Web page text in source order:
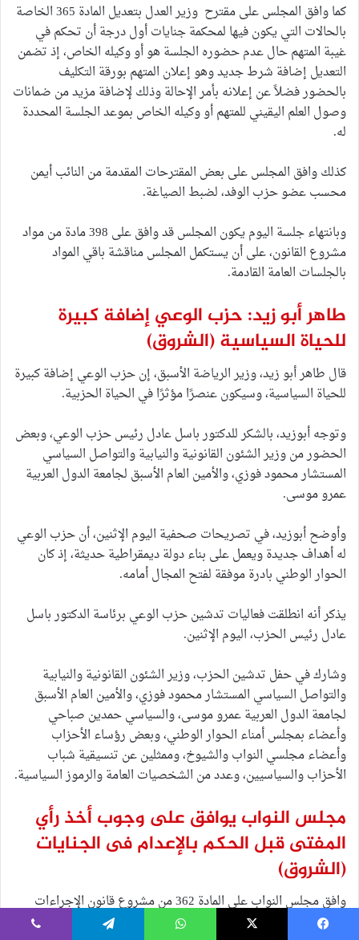
كما وافق المجلس على مقترح وزير العدل بتعديل المادة 365 الخاصة
بالحالات التي يكون فيها لمحكمة جنايات أول درجة أن تحكم في
غيبة المتهم حال عدم حضوره الجلسة هو أو وكيله الخاص، إذ تضمن
التعديل إضافة شرط جديد وهو إعلان المتهم بورقة التكليف
بالحضور فضلاً عن إعلانه بأمر الإحالة وذلك لإضافة مزيد من ضمانات
وصول العلم اليقيني للمتهم أو وكيله الخاص بموعد الجلسة المحددة
له.
كذلك وافق المجلس على بعض المقترحات المقدمة من النائب أيمن
محسب عضو حزب الوفد، لضبط الصياغة.
وبانتهاء جلسة اليوم يكون المجلس قد وافق على 398 مادة من مواد
مشروع القانون، على أن يستكمل المجلس مناقشة باقي المواد
بالجلسات العامة القادمة.
طاهر أبو زيد: حزب الوعي إضافة كبيرة
للحياة السياسية(الشروق)
قال طاهر أبو زيد، وزير الرياضة الأسبق، إن حزب الوعي إضافة كبيرة
للحياة السياسية، وسيكون عنصرًا مؤثرًا في الحياة الحزبية.
وتوجه أبوزيد، بالشكر للدكتور باسل عادل رئيس حزب الوعي، وبعض
الحضور من وزير الشئون القانونية والنيابية والتواصل السياسي
المستشار محمود فوزي، والأمين العام الأسبق لجامعة الدول العربية
عمرو موسى.
وأوضح أبوزيد، في تصريحات صحفية اليوم الإثنين، أن حزب الوعي
له أهداف جديدة ويعمل على بناء دولة ديمقراطية حديثة، إذ كان
الحوار الوطني بادرة موفقة لفتح المجال أمامه.
يذكر أنه انطلقت فعاليات تدشين حزب الوعي برئاسة الدكتور باسل
عادل رئيس الحزب، اليوم الإثنين.
وشارك في حفل تدشين الحزب، وزير الشئون القانونية والنيابية
والتواصل السياسي المستشار محمود فوزي، والأمين العام الأسبق
لجامعة الدول العربية عمرو موسى، والسياسي حمدين صباحي
وأعضاء بمجلس أمناء الحوار الوطني، وبعض رؤساء الأحزاب
وأعضاء مجلسي النواب والشيوخ، وممثلين عن تنسيقية شباب
الأحزاب والسياسيين، وعدد من الشخصيات العامة والرموز السياسية.
مجلس النواب يوافق على وجوب أخذ رأي
المفتى قبل الحكم بالإعدام فى الجنايات
(الشروق)
وافق مجلس النواب على المادة 362 من مشروع قانون الإجراءات
الجنائية الجديد.